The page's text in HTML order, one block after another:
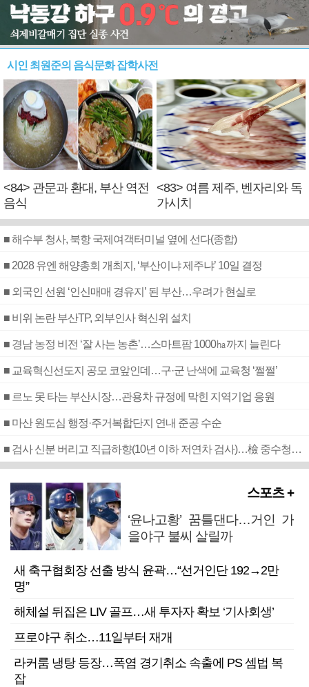
시인 최원준의 음식문화 잡학사전
<84> 관문과 환대, 부산 역전
음식
<83> 여름 제주, 벤자리와 독
가시치
■ 해수부 청사, 북항 국제여객터미널 옆에 선다(종합)
■ 2028 유엔 해양총회 개최지, ‘부산이냐 제주냐’ 10일 결정
■ 외국인 선원 ‘인신매매 경유지’ 된 부산…우려가 현실로
■ 비위 논란 부산TP, 외부인사 혁신위 설치
■ 경남 농정 비전 ‘잘 사는 농촌’…스마트팜 1000㏊까지 늘린다
■ 교육혁신선도지 공모 코앞인데…구·군 난색에 교육청 ‘쩔쩔’
■ 르노 못 타는 부산시장…관용차 규정에 막힌 지역기업 응원
■ 마산 원도심 행정·주거복합단지 연내 준공 수순
■ 검사 신분 버리고 직급하향(10년 이하 저연차 검사)…檢 중수청행 기피
스포츠 +
‘윤나고황’ 꿈틀댄다…거인 가
을야구 불씨 살릴까
새 축구협회장 선출 방식 윤곽…“선거인단 192→2만
명”
해체설 뒤집은 LIV 골프…새 투자자 확보 ‘기사회생’
프로야구 취소…11일부터 재개
라커룸 냉탕 등장…폭염 경기취소 속출에 PS 셈법 복
잡